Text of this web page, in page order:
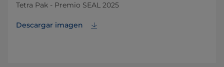
Tetra Pak - Premio SEAL 2025
Descargar imagen